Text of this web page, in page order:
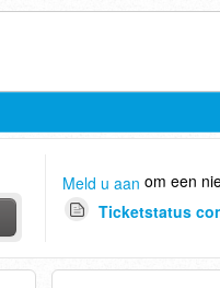
Meld u aan om een
Ticketstatus